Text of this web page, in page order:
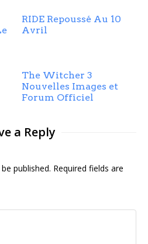
RIDE Repoussé Au 10
Avril
The Witcher 3
Nouvelles Images et
Forum Officiel
a Reply
published. Required fields are